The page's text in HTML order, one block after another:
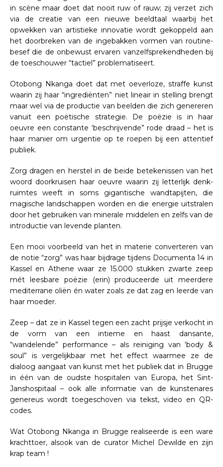
in scène maar doet dat nooit ruw of rauw; zij verzet zich
via de creatie van een nieuwe beeldtaal waarbij het
opwekken van artistieke innovatie wordt gekoppeld aan
het doorbreken van de ingebakken vormen van routine-
besef die de onbewust ervaren vanzelfsprekendheden bij
de toeschouwer “tactiel” problematiseert.
Otobong Nkanga doet dat met oeverloze, straffe kunst
waarin zij haar “ingrediënten” niet lineair in stelling brengt
maar wel via de productie van beelden die zich genereren
vanuit een poëtische strategie. De poëzie is in haar
oeuvre een constante ‘beschrijvende” rode draad – het is
haar manier om urgentie op te roepen bij een attentief
publiek.
Zorg dragen en herstel in de beide betekenissen van het
woord doorkruisen haar oeuvre waarin zij letterlijk denk-
ruimtes weeft in soms gigantische wandtapijten, die
magische landschappen worden en die energie uitstralen
door het gebruiken van minerale middelen en zelfs van de
introductie van levende planten.
Een mooi voorbeeld van het in materie converteren van
de notie “zorg” was haar bijdrage tijdens Documenta 14 in
Kassel en Athene waar ze 15.000 stukken zwarte zeep
mét leesbare poëzie (erin) produceerde uit meerdere
mediterrane oliën én water zoals ze dat zag en leerde van
haar moeder.
Zeep – dat ze in Kassel tegen een zacht prijsje verkocht in
de vorm van een intieme en haast dansante,
“wandelende” performance – als reiniging van ‘body &
soul” is vergelijkbaar met het effect waarmee ze de
dialoog aangaat van kunst met het publiek dat in Brugge
in één van de oudste hospitalen van Europa, het Sint-
Janshospitaal – ook alle informatie van de kunstenares
genereus wordt toegeschoven via tekst, video en QR-
codes.
Wat Otobong Nkanga in Brugge realiseerde is een ware
krachttoer, alsook van de curator Michel Dewilde en zijn
krap team !